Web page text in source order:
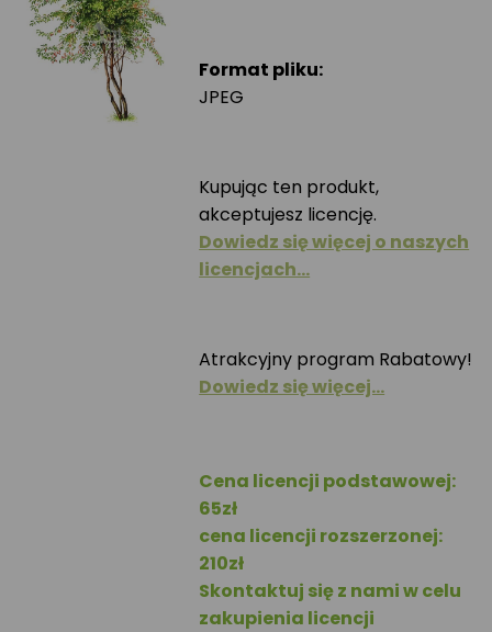
Format pliku:
JPEG
Kupując ten produkt,
akceptujesz licencję.
Dowiedz się więcej o naszych
licencjach…
Atrakcyjny program Rabatowy!
Dowiedz się więcej…
Cena licencji podstawowej:
65zł
cena licencji rozszerzonej:
210zł
Skontaktuj się z nami w celu
zakupienia licencji